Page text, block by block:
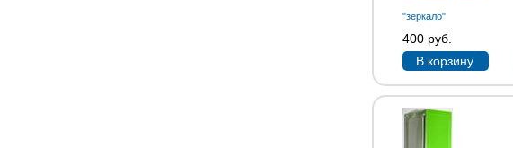
"зеркало"
400 руб.
В корзину